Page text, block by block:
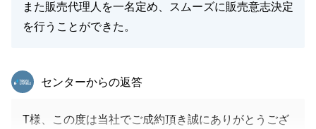
また販売代理人を一名定め、スムーズに販売意志決定
を行うことができた。
東急リバブル
センターからの返答
T様、この度は当社でご成約頂き誠にありがとうござ